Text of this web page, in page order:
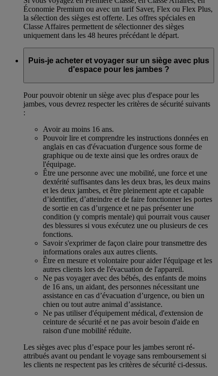
Économie Premium ou avec un tarif Saver, Flex ou Flex Plus,
la sélection des sièges est offerte. Les offres spéciales en
Classe Affaires permettent de sélectionner des sièges
uniquement dans les 48 heures précédant le départ.
Puis-je acheter et voyager sur un siège avec plus
d'espace pour les jambes ?
Pour pouvoir obtenir un siège avec plus d'espace pour les
jambes, vous devrez respecter les critères de sécurité suivants
:
Avoir au moins 16 ans.
Pouvoir lire et comprendre les instructions données en
anglais en cas d'évacuation d'urgence sous forme de
graphique ou de texte ainsi que les ordres oraux de
l'équipage.
Être une personne avec une mobilité, une force et une
dextérité suffisantes dans les deux bras, les deux mains
et les deux jambes, et être pleinement apte et capable
d’identifier, d’atteindre et de faire fonctionner les portes
de sortie en cas d’urgence et ne pas présenter une
condition (y compris mentale) qui pourrait vous causer
des blessures si vous exécutez une ou plusieurs de ces
fonctions.
Savoir s'exprimer de façon claire pour transmettre des
informations orales aux autres clients.
Être en mesure et volontaire pour aider l'équipage et les
autres clients lors de l'évacuation de l'appareil.
Ne pas voyager avec des bébés, des enfants de moins
de 16 ans, un aidant, des personnes nécessitant une
assistance en cas d’évacuation d’urgence, ou bien un
chien ou tout autre animal d’assistance.
Ne pas utiliser d'équipement médical, d'extension de
ceinture de sécurité et ne pas avoir besoin d'aide en
raison d'une mobilité réduite.
Les sièges avec plus d’espace pour les jambes seront ré-
attribués avant ou pendant le voyage sans remboursement si
les clients ne respectent pas les critères de sécurité ci-dessus.